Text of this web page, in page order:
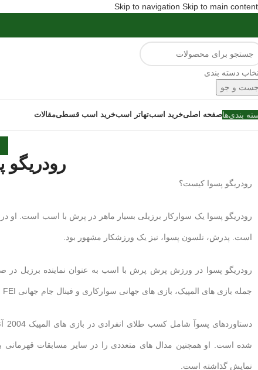
Skip to navigation Skip to main content
دسته بندی
و جو
بندی‌هاصفحه اصلیخرید اسبتهاتر اسبخرید اسب قسطیمقالات
رودریگو پسوا کیست؟
است. پدرش، نلسون پسوا، نیز یک ورزشکار مشهور بود.
رودریگو پسوا در ورزش پرش پرش با اسب به عنوان نماینده برزیل در
جمله بازی های المپیک، بازی های جهانی سوارکاری و فینال جام جهانی FEI شرکت کرده است.
شده است. او همچنین مدال های متعددی را در سایر مسابقات
نمایش گذاشته است.